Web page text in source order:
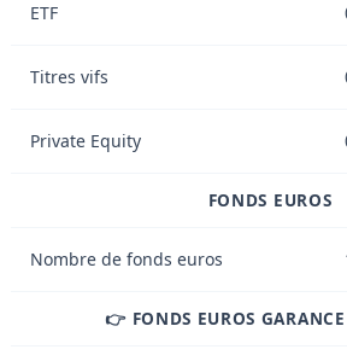
ETF
Titres vifs
Private Equity
FONDS EUROS
Nombre de fonds euros
👉 FONDS EUROS